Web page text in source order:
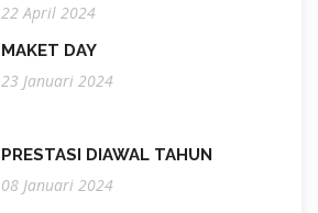
22 April 2024
MAKET DAY
23 Januari 2024
PRESTASI DIAWAL TAHUN
08 Januari 2024